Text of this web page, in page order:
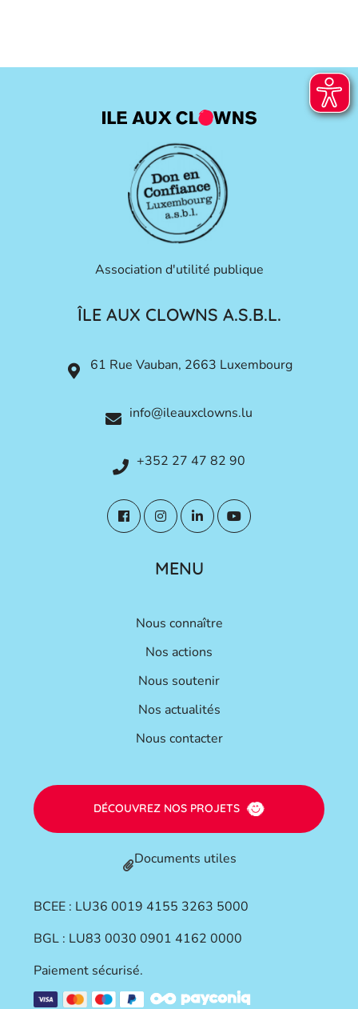
Association d'utilité publique
ÎLE AUX CLOWNS A.S.B.L.
61 Rue Vauban, 2663 Luxembourg
info@ileauxclowns.lu
+352 27 47 82 90
MENU
Nous connaître
Nos actions
Nous soutenir
Nos actualités
Nous contacter
DÉCOUVREZ NOS PROJETS
Documents utiles
BCEE : LU36 0019 4155 3263 5000
BGL : LU83 0030 0901 4162 0000
Paiement sécurisé.